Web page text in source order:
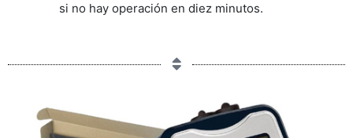
si no hay operación en diez minutos.